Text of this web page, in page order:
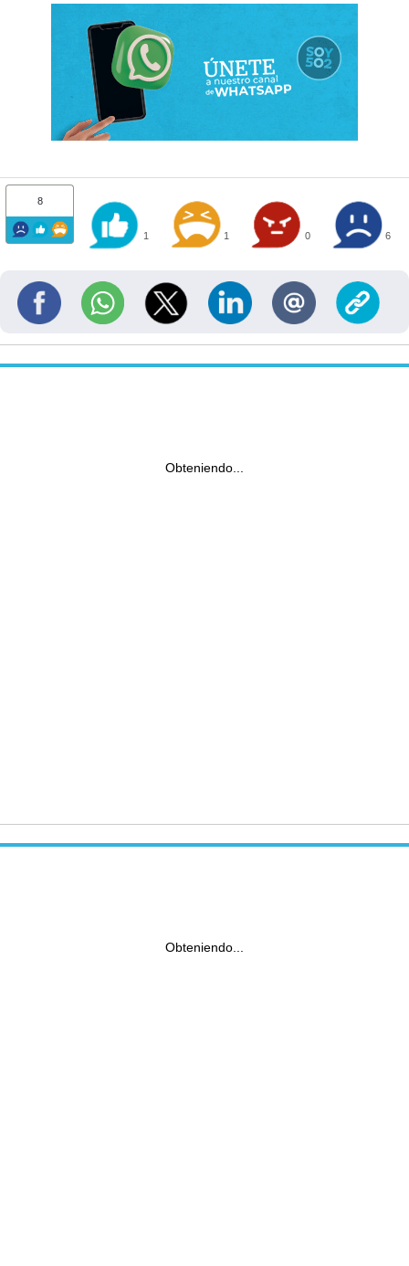
8
1 1 0 6
Obteniendo...
Obteniendo...